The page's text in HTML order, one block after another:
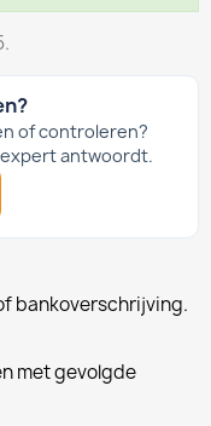
of controleren?
antwoordt.
bankoverschrijving.
met gevolgde